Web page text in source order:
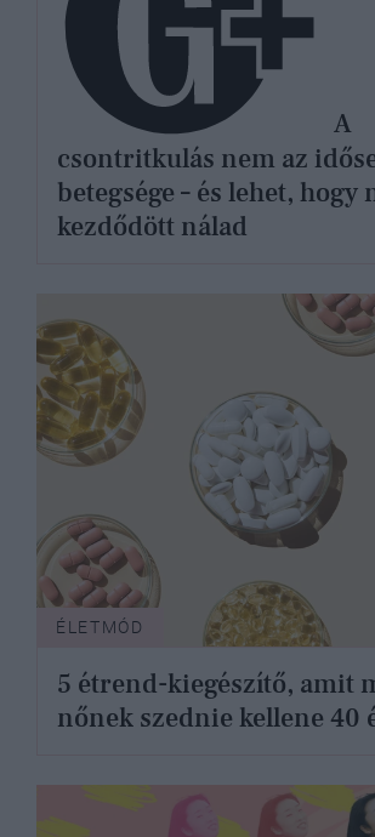
A
csontritkulás nem az
betegsége – és lehet, hogy
kezdődött nálad
ÉLETMÓD
5 étrend-kiegészítő, amit
nőnek szednie kellene 40